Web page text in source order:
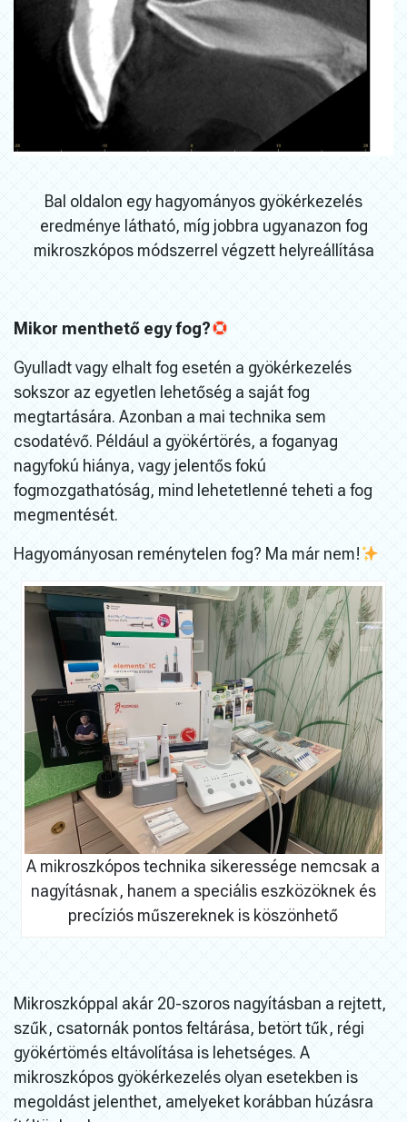
Bal oldalon egy hagyományos gyökérkezelés
eredménye látható, míg jobbra ugyanazon fog
mikroszkópos módszerrel végzett helyreállítása
Mikor menthető egy fog?
Gyulladt vagy elhalt fog esetén a gyökérkezelés
sokszor az egyetlen lehetőség a saját fog
megtartására. Azonban a mai technika sem
csodatévő. Például a gyökértörés, a foganyag
nagyfokú hiánya, vagy jelentős fokú
fogmozgathatóság, mind lehetetlenné teheti a fog
megmentését.
Hagyományosan reménytelen fog? Ma már nem!
A mikroszkópos technika sikeressége nemcsak a
nagyításnak, hanem a speciális eszközöknek és
precíziós műszereknek is köszönhető
Mikroszkóppal akár 20-szoros nagyításban a rejtett,
szűk, csatornák pontos feltárása, betört tűk, régi
gyökértömés eltávolítása is lehetséges. A
mikroszkópos gyökérkezelés olyan esetekben is
megoldást jelenthet, amelyeket korábban húzásra